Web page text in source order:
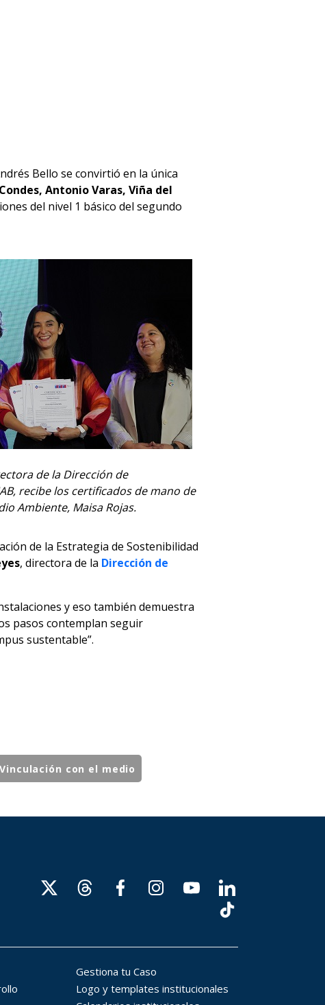
Bello se convirtió en la única
Antonio Varas, Viña del
del nivel 1 básico del segundo
de la Dirección de
recibe los certificados de mano de
Ambiente, Maisa Rojas.
de la Estrategia de Sostenibilidad
, directora de la Dirección de
y eso también demuestra
pasos contemplan seguir
sustentable”.
Vinculación con el medio